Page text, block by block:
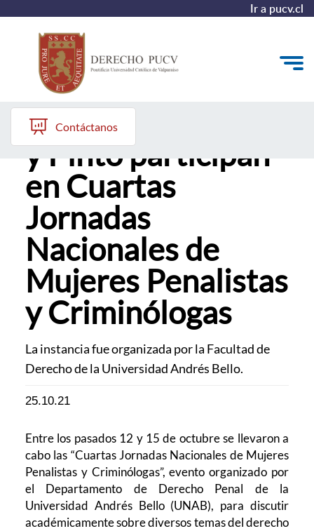
Ir a pucv.cl
Quiénes somos
Estudiantes y Admisión
Postgrados y Formación Continua
Investigación y Biblioteca
Vinculación con el Medio y Alumni
Contáctanos
Profesoras Mayer
y Pinto participan
en Cuartas
Jornadas
Nacionales de
Mujeres Penalistas
y Criminólogas
La instancia fue organizada por la Facultad de
Derecho de la Universidad Andrés Bello.
25.10.21
Entre los pasados 12 y 15 de octubre se llevaron a
cabo las “Cuartas Jornadas Nacionales de Mujeres
Penalistas y Criminólogas”, evento organizado por
el Departamento de Derecho Penal de la
Universidad Andrés Bello (UNAB), para discutir
académicamente sobre diversos temas del derecho